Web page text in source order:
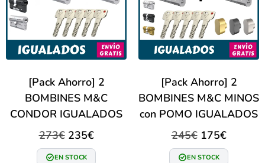
[Pack Ahorro] 2
BOMBINES M&C
CONDOR IGUALADOS
273€ 235€
EN STOCK
[Pack Ahorro] 2
BOMBINES M&C MINOS
con POMO IGUALADOS
245€ 175€
EN STOCK